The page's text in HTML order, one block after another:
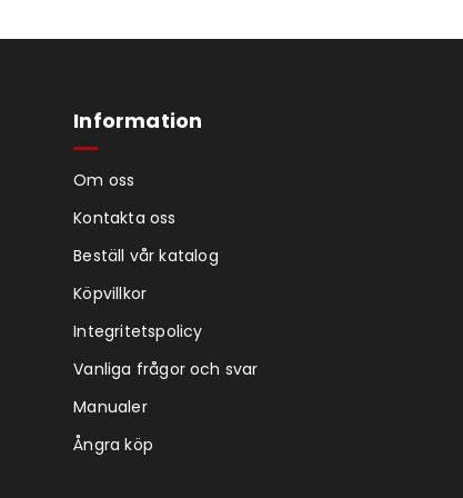
Information
Om oss
Kontakta oss
Beställ vår katalog
Köpvillkor
Integritetspolicy
Vanliga frågor och svar
Manualer
Ångra köp